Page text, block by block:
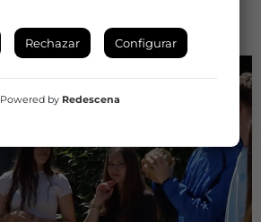
Rechazar Configurar
Powered by Redescena